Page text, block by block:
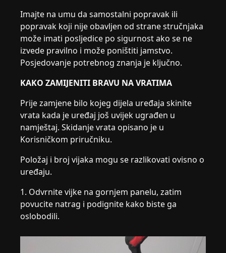
Imajte na umu da samostalni popravak ili
popravak koji nije obavljen od strane stručnjaka
može imati posljedice po sigurnost ako se ne
izvede pravilno i može poništiti jamstvo.
Posjedovanje potrebnog znanja je ključno.
KAKO ZAMIJENITI BRAVU NA VRATIMA
Prije zamjene bilo kojeg dijela uređaja skinite
vrata kada je uređaj još uvijek ugrađen u
namještaj. Skidanje vrata opisano je u
Korisničkom priručniku.
Položaj i broj vijaka mogu se razlikovati ovisno o
uređaju.
1. Odvrnite vijke na gornjem panelu, zatim
povucite natrag i podignite kako biste ga
oslobodili.